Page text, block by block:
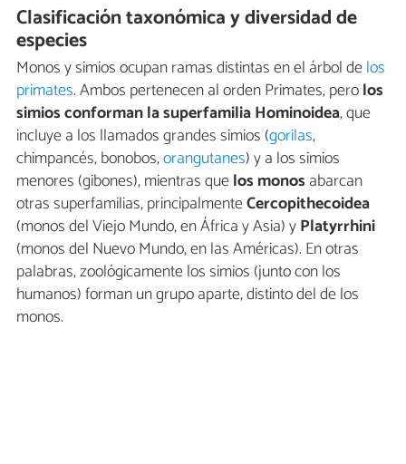
Clasificación taxonómica y diversidad de
especies
Monos y simios ocupan ramas distintas en el árbol delos
primates. Ambos pertenecen al orden Primates, perolos
simios conforman la superfamilia Hominoidea, que
incluye a los llamados grandes simios (gorilas,
chimpancés, bonobos,orangutanes) y a los simios
menores (gibones), mientras quelos monos abarcan
otras superfamilias, principalmenteCercopithecoidea
(monos del Viejo Mundo, en África y Asia) yPlatyrrhini
(monos del Nuevo Mundo, en las Américas). En otras
palabras, zoológicamente los simios (junto con los
humanos) forman un grupo aparte, distinto del de los
monos.